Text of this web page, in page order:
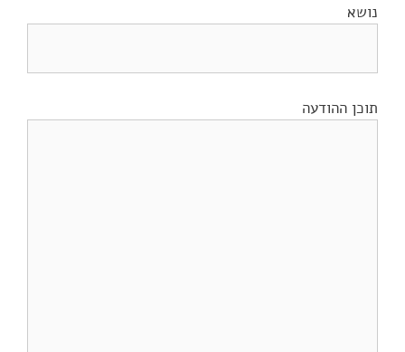
נושא
תוכן ההודעה